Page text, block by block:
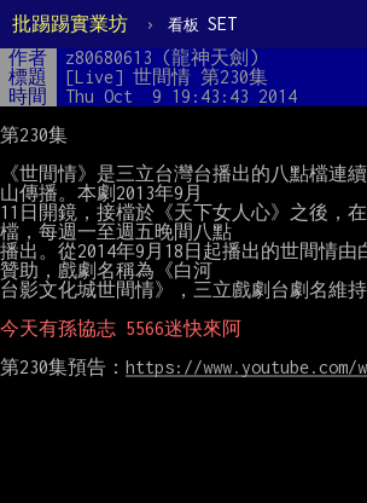
批踢踢實業坊 › 看板 SET
作者 z80680613 (龍神天劍)
標題
[Live] 世間情 第230集
時間
Thu Oct  9 19:43:43 2014
第230集
《世間情》是三立台灣台播出的八點檔連
山傳播。本劇2013年9月
11日開鏡，接檔於《天下女人心》之後，
檔，每週一至週五晚間八點
播出。從2014年9月18日起播出的世間情由
贊助，戲劇名稱為《白河
台影文化城世間情》，三立戲劇台劇名維持
今天有孫協志 5566迷快來阿
第230集預告： https://www.youtube.com/